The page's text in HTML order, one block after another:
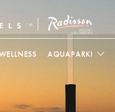
AQUAPARKI